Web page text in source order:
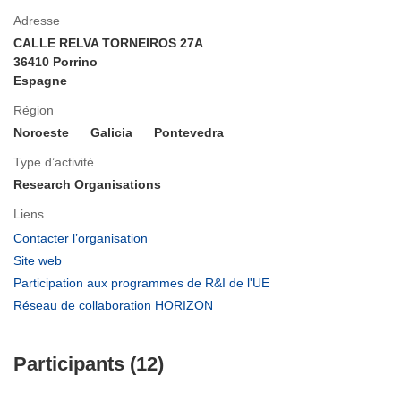
Adresse
CALLE RELVA TORNEIROS 27A
36410 Porrino
Espagne
Région
Noroeste
Galicia Pontevedra
Type d’activité
Research Organisations
Liens
Contacter l’organisation
fenêtre)
Site web
dans
une
Participation aux programmes de R&I de l'UE
Réseau de collaboration HORIZON
Participants (12)